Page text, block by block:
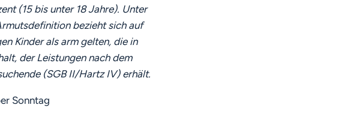
(15 bis unter 18 Jahre). Unter
bezieht sich auf
Kinder als arm gelten, die in
der Leistungen nach dem
(SGB II/Hartz IV) erhält.
Sonntag